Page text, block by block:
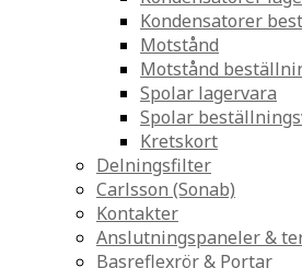
Kondensatorer
Motstånd
Motstånd
Spolar lagervara
Spolar
Kretskort
Delningsfilter
Carlsson (Sonab)
Kontakter
Anslutningspaneler &
Basreflexrör & Portar